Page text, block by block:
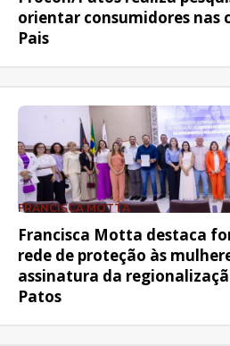
orientar consumidores nas
Pais
FRANCISCA MOTTA
Francisca Motta destaca
rede de proteção às
assinatura da
Patos